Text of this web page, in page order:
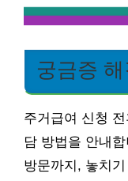
궁금증
주거급여 신청
담 방법을 안내
방문까지, 놓치